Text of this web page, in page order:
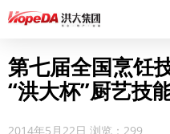
第七届全国烹饪
“洪大杯”厨艺技
2014年5月22日 浏览：299